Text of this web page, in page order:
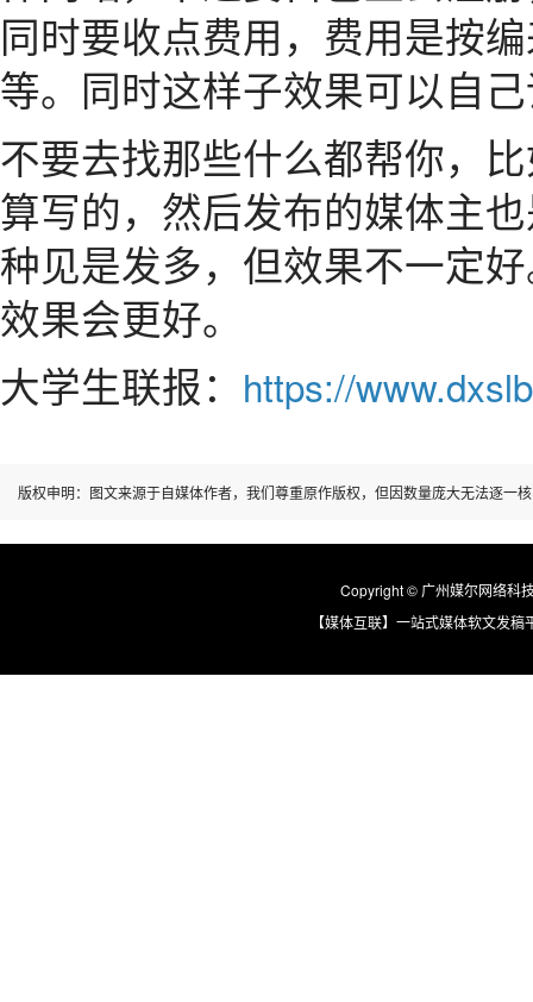
同时要收点费用，费用是按
等。同时这样子效果可以自
不要去找那些什么都帮你，
算写的，然后发布的媒体主
种见是发多，但效果不一定
效果会更好。
大学生联报： https://
版权申明：图文来源于自媒体作者，我们尊重原作版权，但因数量庞大无法逐一
Copyright © 广州媒尔网络科
【媒体互联】一站式媒体软文发